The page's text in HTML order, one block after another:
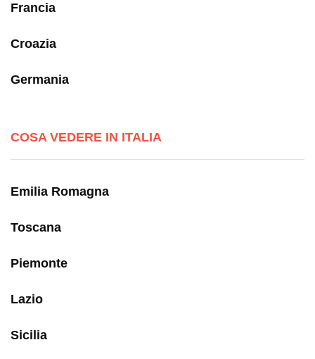
Francia
Croazia
Germania
COSA VEDERE IN ITALIA
Emilia Romagna
Toscana
Piemonte
Lazio
Sicilia